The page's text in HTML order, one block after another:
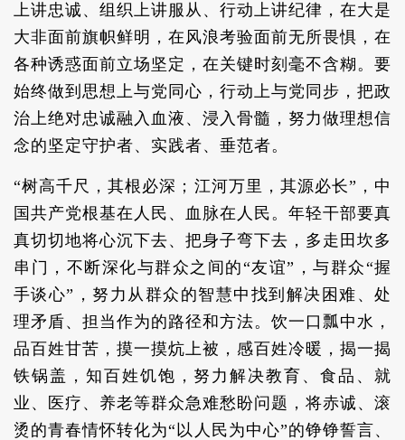
上讲忠诚、组织上讲服从、行动上讲纪律，在大是
大非面前旗帜鲜明，在风浪考验面前无所畏惧，在
各种诱惑面前立场坚定，在关键时刻毫不含糊。要
始终做到思想上与党同心，行动上与党同步，把政
治上绝对忠诚融入血液、浸入骨髓，努力做理想信
念的坚定守护者、实践者、垂范者。
“树高千尺，其根必深；江河万里，其源必长”，中
国共产党根基在人民、血脉在人民。年轻干部要真
真切切地将心沉下去、把身子弯下去，多走田坎多
串门，不断深化与群众之间的“友谊”，与群众“握
手谈心”，努力从群众的智慧中找到解决困难、处
理矛盾、担当作为的路径和方法。饮一口瓢中水，
品百姓甘苦，摸一摸炕上被，感百姓冷暖，揭一揭
铁锅盖，知百姓饥饱，努力解决教育、食品、就
业、医疗、养老等群众急难愁盼问题，将赤诚、滚
烫的青春情怀转化为“以人民为中心”的铮铮誓言、